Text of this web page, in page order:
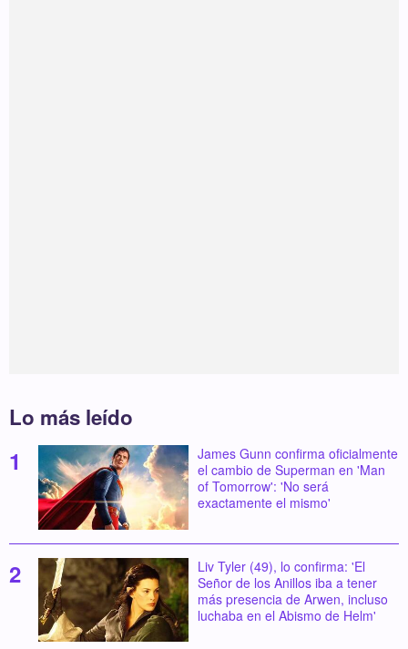
Lo más leído
James Gunn confirma oficialmente
el cambio de Superman en 'Man
of Tomorrow': 'No será
exactamente el mismo'
Liv Tyler (49), lo confirma: 'El
Señor de los Anillos iba a tener
más presencia de Arwen, incluso
luchaba en el Abismo de Helm'